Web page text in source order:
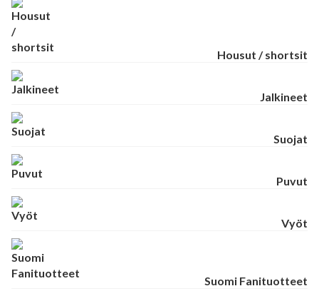
Housut / shortsit
Jalkineet
Suojat
Puvut
Vyöt
Suomi Fanituotteet